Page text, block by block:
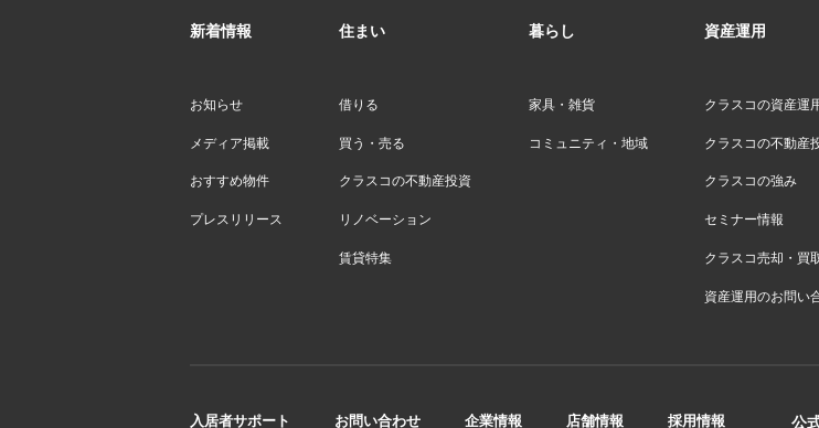
新着情報
お知らせ
メディア掲載
おすすめ物件
プレスリリース
住まい
借りる
買う・売る
クラスコの不動産投資
リノベーション
賃貸特集
暮らし
家具・雑貨
コミュニティ・地域
資産運用
クラスコの資産運
クラスコの不動産
クラスコの強み
セミナー情報
クラスコ売却・買
資産運用のお問い
入居者サポート お問い合わせ 企業情報 店舗情報 採用情報 公